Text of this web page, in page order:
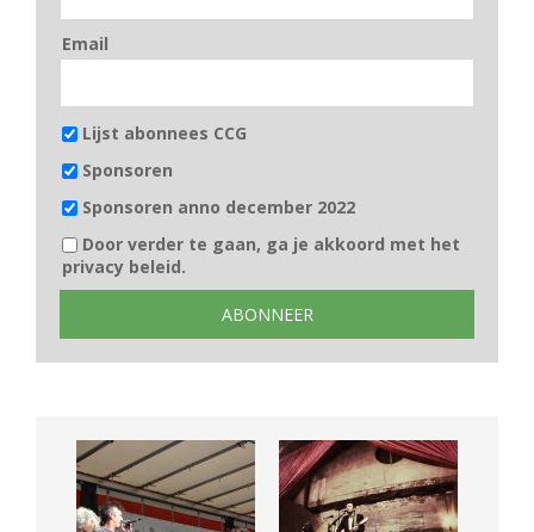
Email
Lijst abonnees CCG
Sponsoren
Sponsoren anno december 2022
Door verder te gaan, ga je akkoord met het
privacy beleid.